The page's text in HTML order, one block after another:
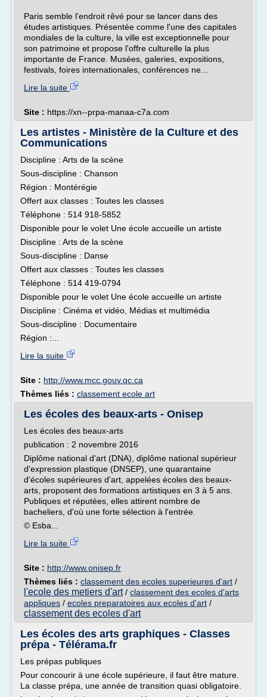
Paris semble l'endroit rêvé pour se lancer dans des
études artistiques. Présentée comme l'une des capitales
mondiales de la culture, la ville est exceptionnelle pour
son patrimoine et propose l'offre culturelle la plus
importante de France. Musées, galeries, expositions,
festivals, foires internationales, conférences ne...
Lire la suite
Site : https://xn--prpa-manaa-c7a.com
Les artistes - Ministère de la Culture et des
Communications
Discipline : Arts de la scène
Sous-discipline : Chanson
Région : Montérégie
Offert aux classes : Toutes les classes
Téléphone : 514 918-5852
Disponible pour le volet Une école accueille un artiste
Discipline : Arts de la scène
Sous-discipline : Danse
Offert aux classes : Toutes les classes
Téléphone : 514 419-0794
Disponible pour le volet Une école accueille un artiste
Discipline : Cinéma et vidéo, Médias et multimédia
Sous-discipline : Documentaire
Région :...
Lire la suite
Site : http://www.mcc.gouv.qc.ca
Thèmes liés : classement ecole art
Les écoles des beaux-arts - Onisep
Les écoles des beaux-arts
publication : 2 novembre 2016
Diplôme national d'art (DNA), diplôme national supérieur
d'expression plastique (DNSEP), une quarantaine
d'écoles supérieures d'art, appelées écoles des beaux-
arts, proposent des formations artistiques en 3 à 5 ans.
Publiques et réputées, elles attirent nombre de
bacheliers, d'où une forte sélection à l'entrée.
© Esba...
Lire la suite
Site : http://www.onisep.fr
Thèmes liés : classement des ecoles superieures d'art /
l'ecole des metiers d'art/ classement des ecoles d'arts
appliques / ecoles preparatoires aux ecoles d'art /
classement des ecoles d'art
Les écoles des arts graphiques - Classes
prépa - Télérama.fr
Les prépas publiques
Pour concourir à une école supérieure, il faut être mature.
La classe prépa, une année de transition quasi obligatoire.